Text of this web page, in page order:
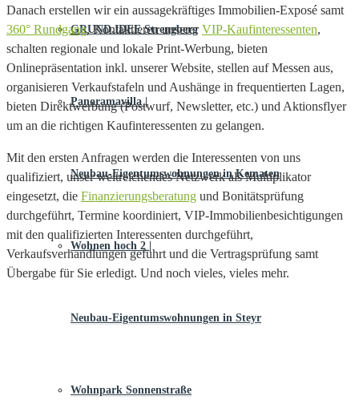
GRUND.IDEE Strengberg
Panoramavilla |
Neubau-Eigentums­­wohnungen in Kematen
Wohnen hoch 2 |
Neubau-Eigentumswohnungen in Steyr
Wohnpark Sonnenstraße
Danach erstellen wir ein aussagekräftiges Immobilien-Exposé samt
360° Rundgang, Kontaktieren unsererVIP-Kaufinteressenten,
schalten regionale und lokale Print-Werbung, bieten
Onlinepräsentation inkl. unserer Website, stellen auf Messen aus,
organisieren Verkaufstafeln und Aushänge in frequentierten Lagen,
bieten Direktwerbung (Postwurf, Newsletter, etc.) und Aktionsflyer
um an die richtigen Kaufinteressenten zu gelangen.
Mit den ersten Anfragen werden die Interessenten von uns
qualifiziert, unser weitreichendes Netzwerk als Multiplikator
eingesetzt, die Finanzierungsberatung und Bonitätsprüfung
durchgeführt, Termine koordiniert, VIP-Immobilienbesichtigungen
mit den qualifizierten Interessenten durchgeführt,
Verkaufsverhandlungen geführt und die Vertragsprüfung samt
Übergabe für Sie erledigt. Und noch vieles, vieles mehr.